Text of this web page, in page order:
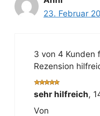
23. Februar
3 von 4 Kunden
Rezension
sehr hilfreich,
Von